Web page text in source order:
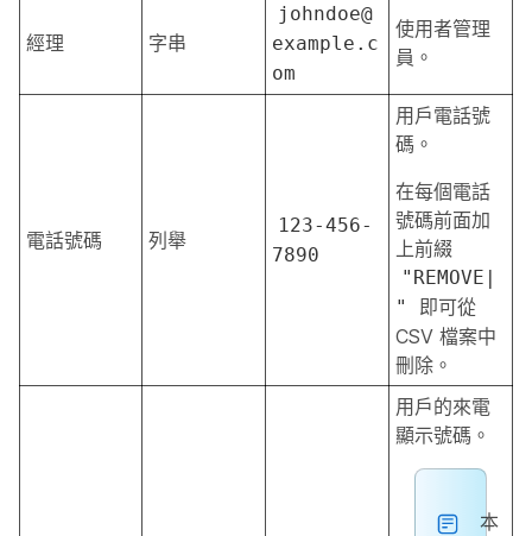
經理 字串
johndoe@
example.c
om
使用者管理
員。
電話號碼 列舉
123-456-
7890
用戶電話號
碼。
在每個電話
號碼前面加
上前綴
"REMOVE|
"
即可從
CSV 檔案中
刪除。
用戶的來電
顯示號碼。
本